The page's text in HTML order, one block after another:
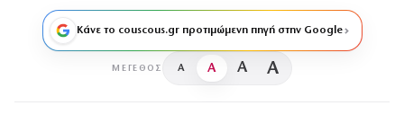
Κάνε το couscous.gr προτιμώμενη πηγή στην Google
ΜΈΓΕΘΟΣ A A A A